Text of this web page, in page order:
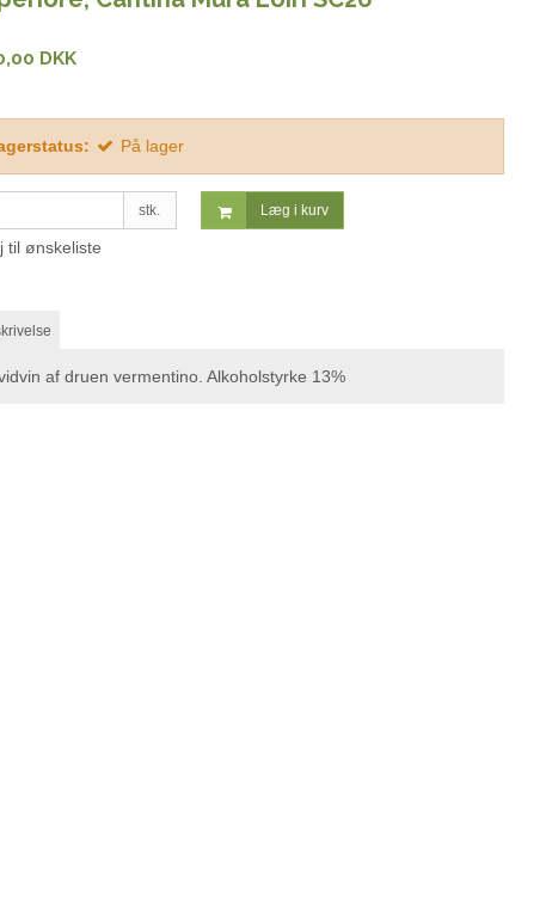
DKK
På lager
stk. Læg i kurv
til ønskeliste
af druen vermentino. Alkoholstyrke 13%